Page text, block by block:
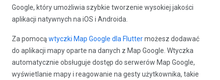
Google, który umożliwia szybkie tworzenie wysokiej jakości
aplikacji natywnych na iOS i Androida.
Za pomocą wtyczki Map Google dla Fluttermożesz dodawać
do aplikacji mapy oparte na danych z Map Google. Wtyczka
automatycznie obsługuje dostęp do serwerów Map Google,
wyświetlanie mapy i reagowanie na gesty użytkownika, takie